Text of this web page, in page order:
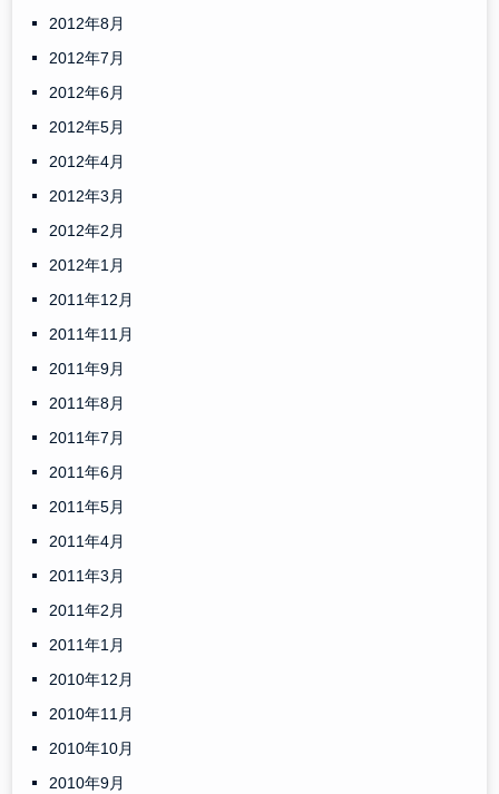
2012年8月
2012年7月
2012年6月
2012年5月
2012年4月
2012年3月
2012年2月
2012年1月
2011年12月
2011年11月
2011年9月
2011年8月
2011年7月
2011年6月
2011年5月
2011年4月
2011年3月
2011年2月
2011年1月
2010年12月
2010年11月
2010年10月
2010年9月